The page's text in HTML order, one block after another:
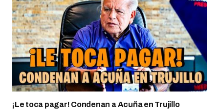
¡Le toca pagar! Condenan a Acuña en Trujillo